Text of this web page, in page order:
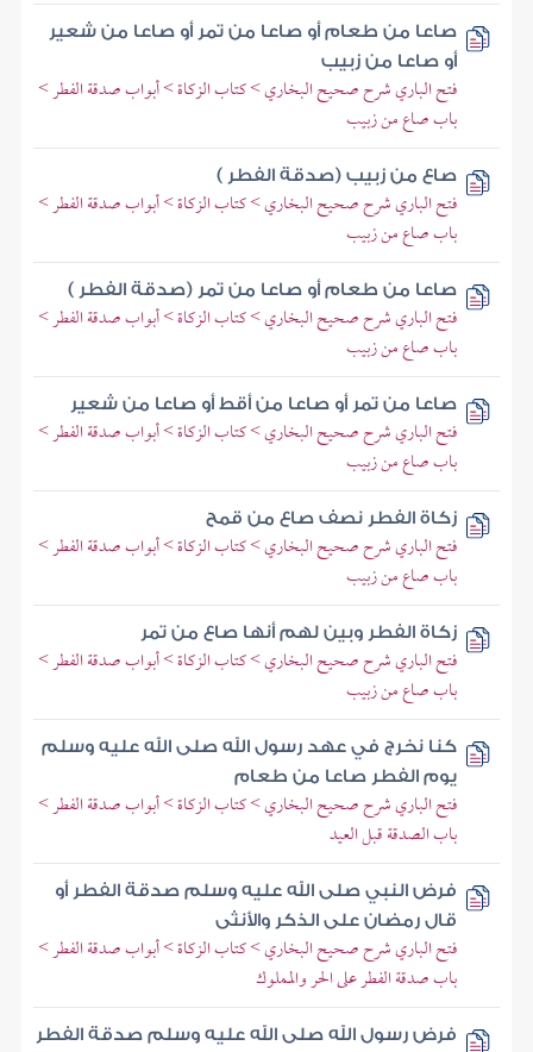
صاعا من طعام أو صاعا من تمر أو صاعا من شعير
أو صاعا من زبيب
فتح الباري شرح صحيح البخاري > كتاب الزكاة > أبواب صدقة الفطر >
باب صاع من زبيب
صاع من زبيب (صدقة الفطر )
فتح الباري شرح صحيح البخاري > كتاب الزكاة > أبواب صدقة الفطر >
باب صاع من زبيب
صاعا من طعام أو صاعا من تمر (صدقة الفطر )
فتح الباري شرح صحيح البخاري > كتاب الزكاة > أبواب صدقة الفطر >
باب صاع من زبيب
صاعا من تمر أو صاعا من أقط أو صاعا من شعير
فتح الباري شرح صحيح البخاري > كتاب الزكاة > أبواب صدقة الفطر >
باب صاع من زبيب
زكاة الفطر نصف صاع من قمح
فتح الباري شرح صحيح البخاري > كتاب الزكاة > أبواب صدقة الفطر >
باب صاع من زبيب
زكاة الفطر وبين لهم أنها صاع من تمر
فتح الباري شرح صحيح البخاري > كتاب الزكاة > أبواب صدقة الفطر >
باب صاع من زبيب
كنا نخرج في عهد رسول الله صلى الله عليه وسلم
يوم الفطر صاعا من طعام
فتح الباري شرح صحيح البخاري > كتاب الزكاة > أبواب صدقة الفطر >
باب الصدقة قبل العيد
فرض النبي صلى الله عليه وسلم صدقة الفطر أو
قال رمضان على الذكر والأنثى
فتح الباري شرح صحيح البخاري > كتاب الزكاة > أبواب صدقة الفطر >
باب صدقة الفطر على الحر والمملوك
فرض رسول الله صلى الله عليه وسلم صدقة الفطر